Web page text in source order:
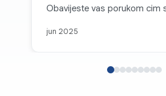
Obavijeste vas porukom cim
jun 2025